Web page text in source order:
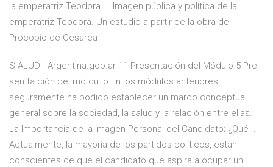
la emperatriz Teodora ... Imagen pública y política de la
emperatriz Teodora. Un estudio a partir de la obra de
Procopio de Cesarea
S ALUD - Argentina.gob.ar 11 Presentación del Módulo 5 Pre
sen ta ción del mó du lo En los módulos anteriores
seguramente ha podido establecer un marco conceptual
general sobre la sociedad, la salud y la relación entre ellas.
La Importancia de la Imagen Personal del Candidato; ¿Qué ...
Actualmente, la mayoría de los partidos políticos, están
conscientes de que el candidato que aspira a ocupar un